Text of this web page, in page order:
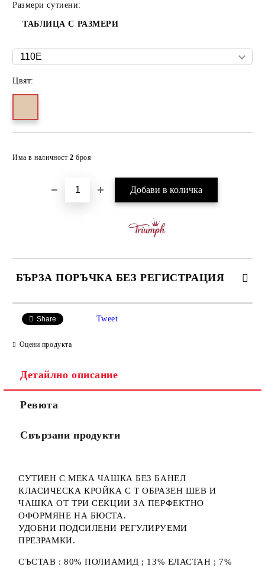
Размери сутиени:
ТАБЛИЦА С РАЗМЕРИ
Цвят:
Има в наличност 2 броя
БЪРЗА ПОРЪЧКА БЕЗ РЕГИСТРАЦИЯ
Share Tweet
Оцени продукта
Детайлно описание
Ревюта
Свързани продукти
СУТИЕН С МЕКА ЧАШКА БЕЗ БАНЕЛ
КЛАСИЧЕСКА КРОЙКА С Т ОБРАЗЕН ШЕВ И
ЧАШКА ОТ ТРИ СЕКЦИИ ЗА ПЕРФЕКТНО
ОФОРМЯНЕ НА БЮСТА.
УДОБНИ ПОДСИЛЕНИ РЕГУЛИРУЕМИ
ПРЕЗРАМКИ.
СЪСТАВ : 80% ПОЛИАМИД ; 13% ЕЛАСТАН ; 7%